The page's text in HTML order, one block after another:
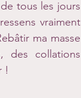
tous les jours
vraiment
ma masse
des collations
!